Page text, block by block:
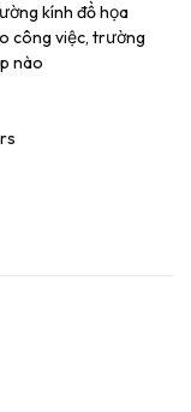
kính đồ họa
công việc, trường
nào